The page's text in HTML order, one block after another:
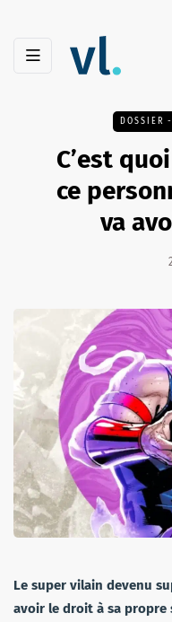
DOSSIER
C’est
ce
va
Le super vilain devenu
avoir le droit à sa propre